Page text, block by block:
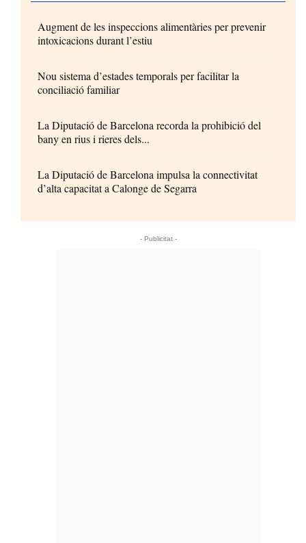
Augment de les inspeccions alimentàries per prevenir
intoxicacions durant l’estiu
Nou sistema d’estades temporals per facilitar la
conciliació familiar
La Diputació de Barcelona recorda la prohibició del
bany en rius i rieres dels...
La Diputació de Barcelona impulsa la connectivitat
d’alta capacitat a Calonge de Segarra
- Publicitat -